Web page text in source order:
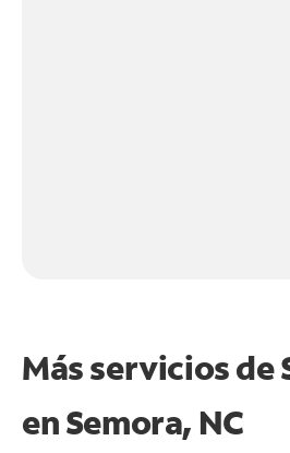
Más servicios de
enSemora, NC